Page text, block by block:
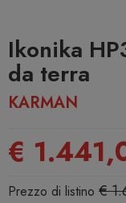
Ikonika
da terra
KARMAN
€
Prezzo di listino €